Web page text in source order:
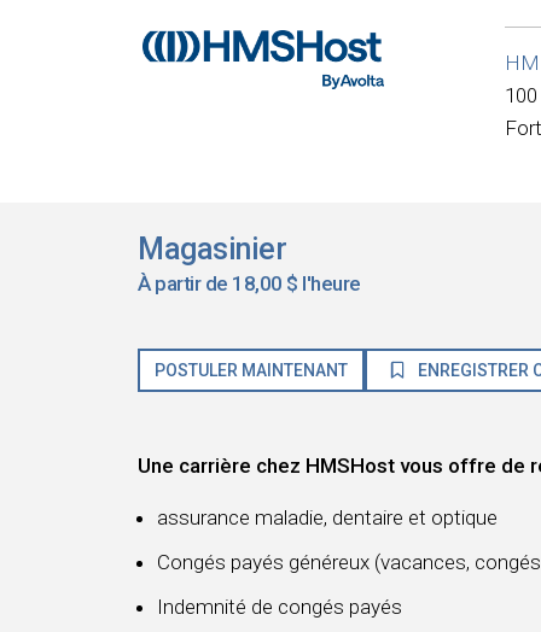
Magasinier
À partir de 18,00 $ l'heure
POSTULER MAINTENANT ENREGISTRER
Une carrière chez HMSHost vous offre de
assurance maladie, dentaire et optique
Congés payés généreux (vacances,
Indemnité de congés payés